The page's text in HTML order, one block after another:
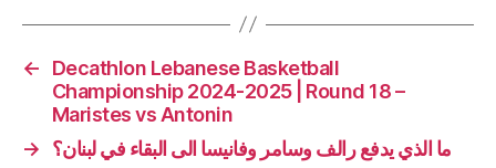
←
Decathlon Lebanese Basketball
Championship 2024-2025 | Round 18 –
Maristes vs Antonin
→
ما الذي يدفع رالف وسامر وفانيسا الى البقاء في لبنان؟